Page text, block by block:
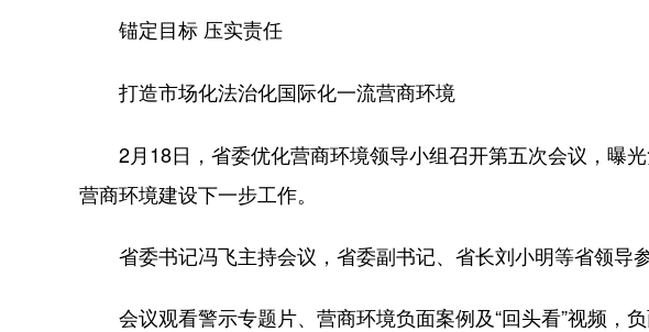
锚定目标 压实责任
打造市场化法治化国际化一流营商环境
2月18日，省委优化营商环境领导小组召开第五次会议，曝
营商环境建设下一步工作。
省委书记冯飞主持会议，省委副书记、省长刘小明等省领导参
会议观看警示专题片、营商环境负面案例及“回头看”视频，